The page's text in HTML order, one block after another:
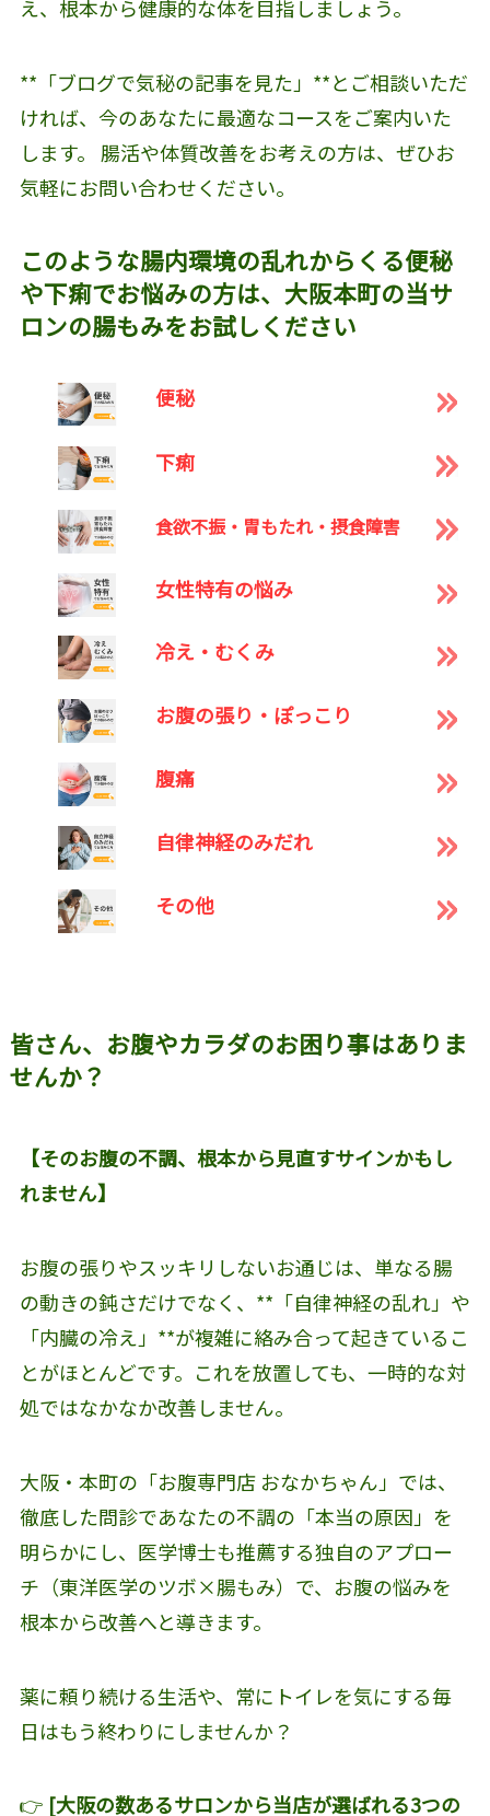
え、根本から健康的な体を目指しましょう。
**「ブログで気秘の記事を見た」**とご相談いただ
ければ、今のあなたに最適なコースをご案内いた
します。 腸活や体質改善をお考えの方は、ぜひお
気軽にお問い合わせください。
このような腸内環境の乱れからくる便秘
や下痢でお悩みの方は、大阪本町の当サ
ロンの腸もみをお試しください
便秘
下痢
食欲不振・胃もたれ・摂食障害
女性特有の悩み
冷え・むくみ
お腹の張り・ぽっこり
腹痛
自律神経のみだれ
その他
皆さん、お腹やカラダのお困り事はありま
せんか？
【そのお腹の不調、根本から見直すサインかもし
れません】
お腹の張りやスッキリしないお通じは、単なる腸
の動きの鈍さだけでなく、**「自律神経の乱れ」や
「内臓の冷え」**が複雑に絡み合って起きているこ
とがほとんどです。これを放置しても、一時的な対
処ではなかなか改善しません。
大阪・本町の「お腹専門店 おなかちゃん」では、
徹底した問診であなたの不調の「本当の原因」を
明らかにし、医学博士も推薦する独自のアプロー
チ（東洋医学のツボ×腸もみ）で、お腹の悩みを
根本から改善へと導きます。
薬に頼り続ける生活や、常にトイレを気にする毎
日はもう終わりにしませんか？
👉 [大阪の数あるサロンから当店が選ばれる3つの